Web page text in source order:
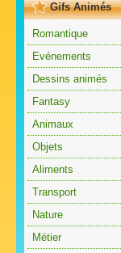
Gifs Animés
Romantique
Evénements
Dessins animés
Fantasy
Animaux
Objets
Aliments
Transport
Nature
Métier